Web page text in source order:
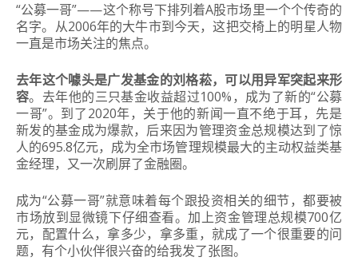
“公募一哥”——这个称号下排列着A股市场里一个个传奇的
名字。从2006年的大牛市到今天，这把交椅上的明星人物
一直是市场关注的焦点。
去年这个噱头是广发基金的刘格菘，可以用异军突起来形
容。去年他的三只基金收益超过100%，成为了新的“公募
一哥”。到了2020年，关于他的新闻一直不绝于耳，先是
新发的基金成为爆款，后来因为管理资金总规模达到了惊
人的695.8亿元，成为全市场管理规模最大的主动权益类基
金经理，又一次刷屏了金融圈。
成为“公募一哥”就意味着每个跟投资相关的细节，都要被
市场放到显微镜下仔细查看。加上资金管理总规模700亿
元，配置什么，拿多少，拿多重，就成了一个很重要的问
题，有个小伙伴很兴奋的给我发了张图。